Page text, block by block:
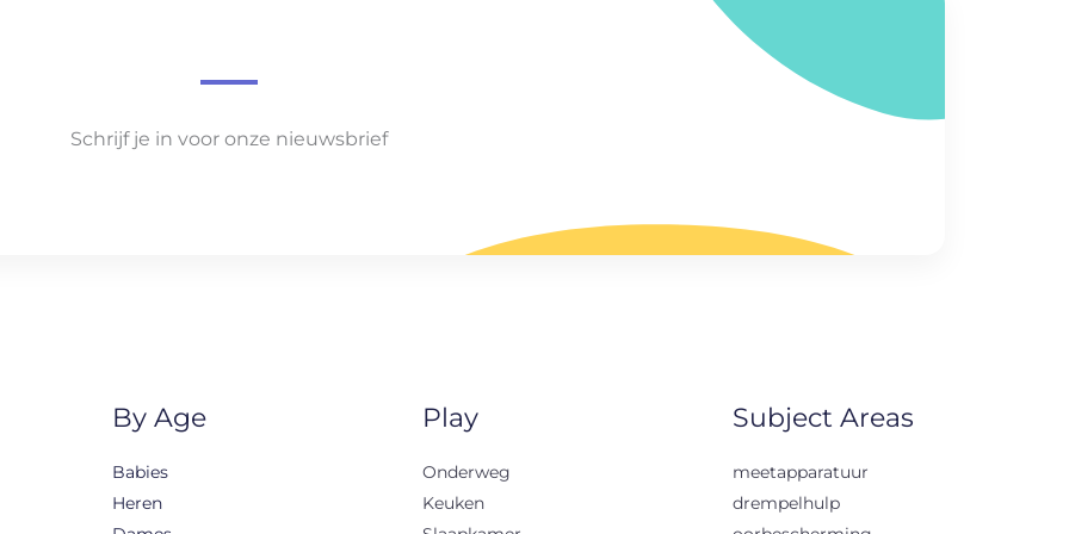
Schrijf je in voor onze nieuwsbrief
By Age
Babies
Heren
Play
Onderweg
Keuken
Subject Areas
meetapparatuur
drempelhulp